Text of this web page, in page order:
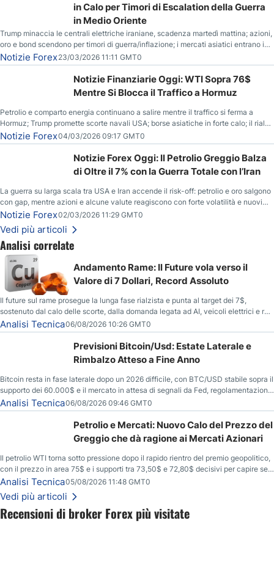
Recensioni di broker Forex più visitate
in Calo per Timori di Escalation della Guerra
in Medio Oriente
Trump minaccia le centrali elettriche iraniane, scadenza martedì mattina; azioni,
oro e bond scendono per timori di guerra/inflazione; i mercati asiatici entrano in
correzione; il petrolio greggio resta stabile.
Notizie Forex23/03/2026 11:11 GMT0
Notizie Finanziarie Oggi: WTI Sopra 76$
Mentre Si Blocca il Traffico a Hormuz
Petrolio e comparto energia continuano a salire mentre il traffico si ferma a
Hormuz; Trump promette scorte navali USA; borse asiatiche in forte calo; il rialzo
del gas naturale mette pressione all’euro.
Notizie Forex04/03/2026 09:17 GMT0
Notizie Forex Oggi: Il Petrolio Greggio Balza
di Oltre il 7% con la Guerra Totale con l’Iran
La guerra su larga scala tra USA e Iran accende il risk-off: petrolio e oro salgono
con gap, mentre azioni e alcune valute reagiscono con forte volatilità e nuovi
livelli da monitorare.
Notizie Forex02/03/2026 11:29 GMT0
Vedi più articoli
Analisi correlate
Andamento Rame: Il Future vola verso il
Valore di 7 Dollari, Record Assoluto
Il future sul rame prosegue la lunga fase rialzista e punta al target dei 7$,
sostenuto dal calo delle scorte, dalla domanda legata ad AI, veicoli elettrici e reti
energetiche, e dai timori di deficit produttivo dal 2028.
Analisi Tecnica06/08/2026 10:26 GMT0
Previsioni Bitcoin/Usd: Estate Laterale e
Rimbalzo Atteso a Fine Anno
Bitcoin resta in fase laterale dopo un 2026 difficile, con BTC/USD stabile sopra il
supporto dei 60.000$ e il mercato in attesa di segnali da Fed, regolamentazione
USA ed elezioni di medio termine.
Analisi Tecnica06/08/2026 09:46 GMT0
Petrolio e Mercati: Nuovo Calo del Prezzo del
Greggio che dà ragione ai Mercati Azionari
Il petrolio WTI torna sotto pressione dopo il rapido rientro del premio geopolitico,
con il prezzo in area 75$ e i supporti tra 73,50$ e 72,80$ decisivi per capire se il
ribasso potrà estendersi verso quota 70$.
Analisi Tecnica05/08/2026 11:48 GMT0
Vedi più articoli